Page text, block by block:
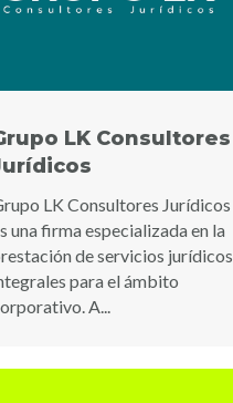
LK Consultores
LK Consultores Jurídicos
una firma especializada en la
de servicios jurídicos
para el ámbito
A...